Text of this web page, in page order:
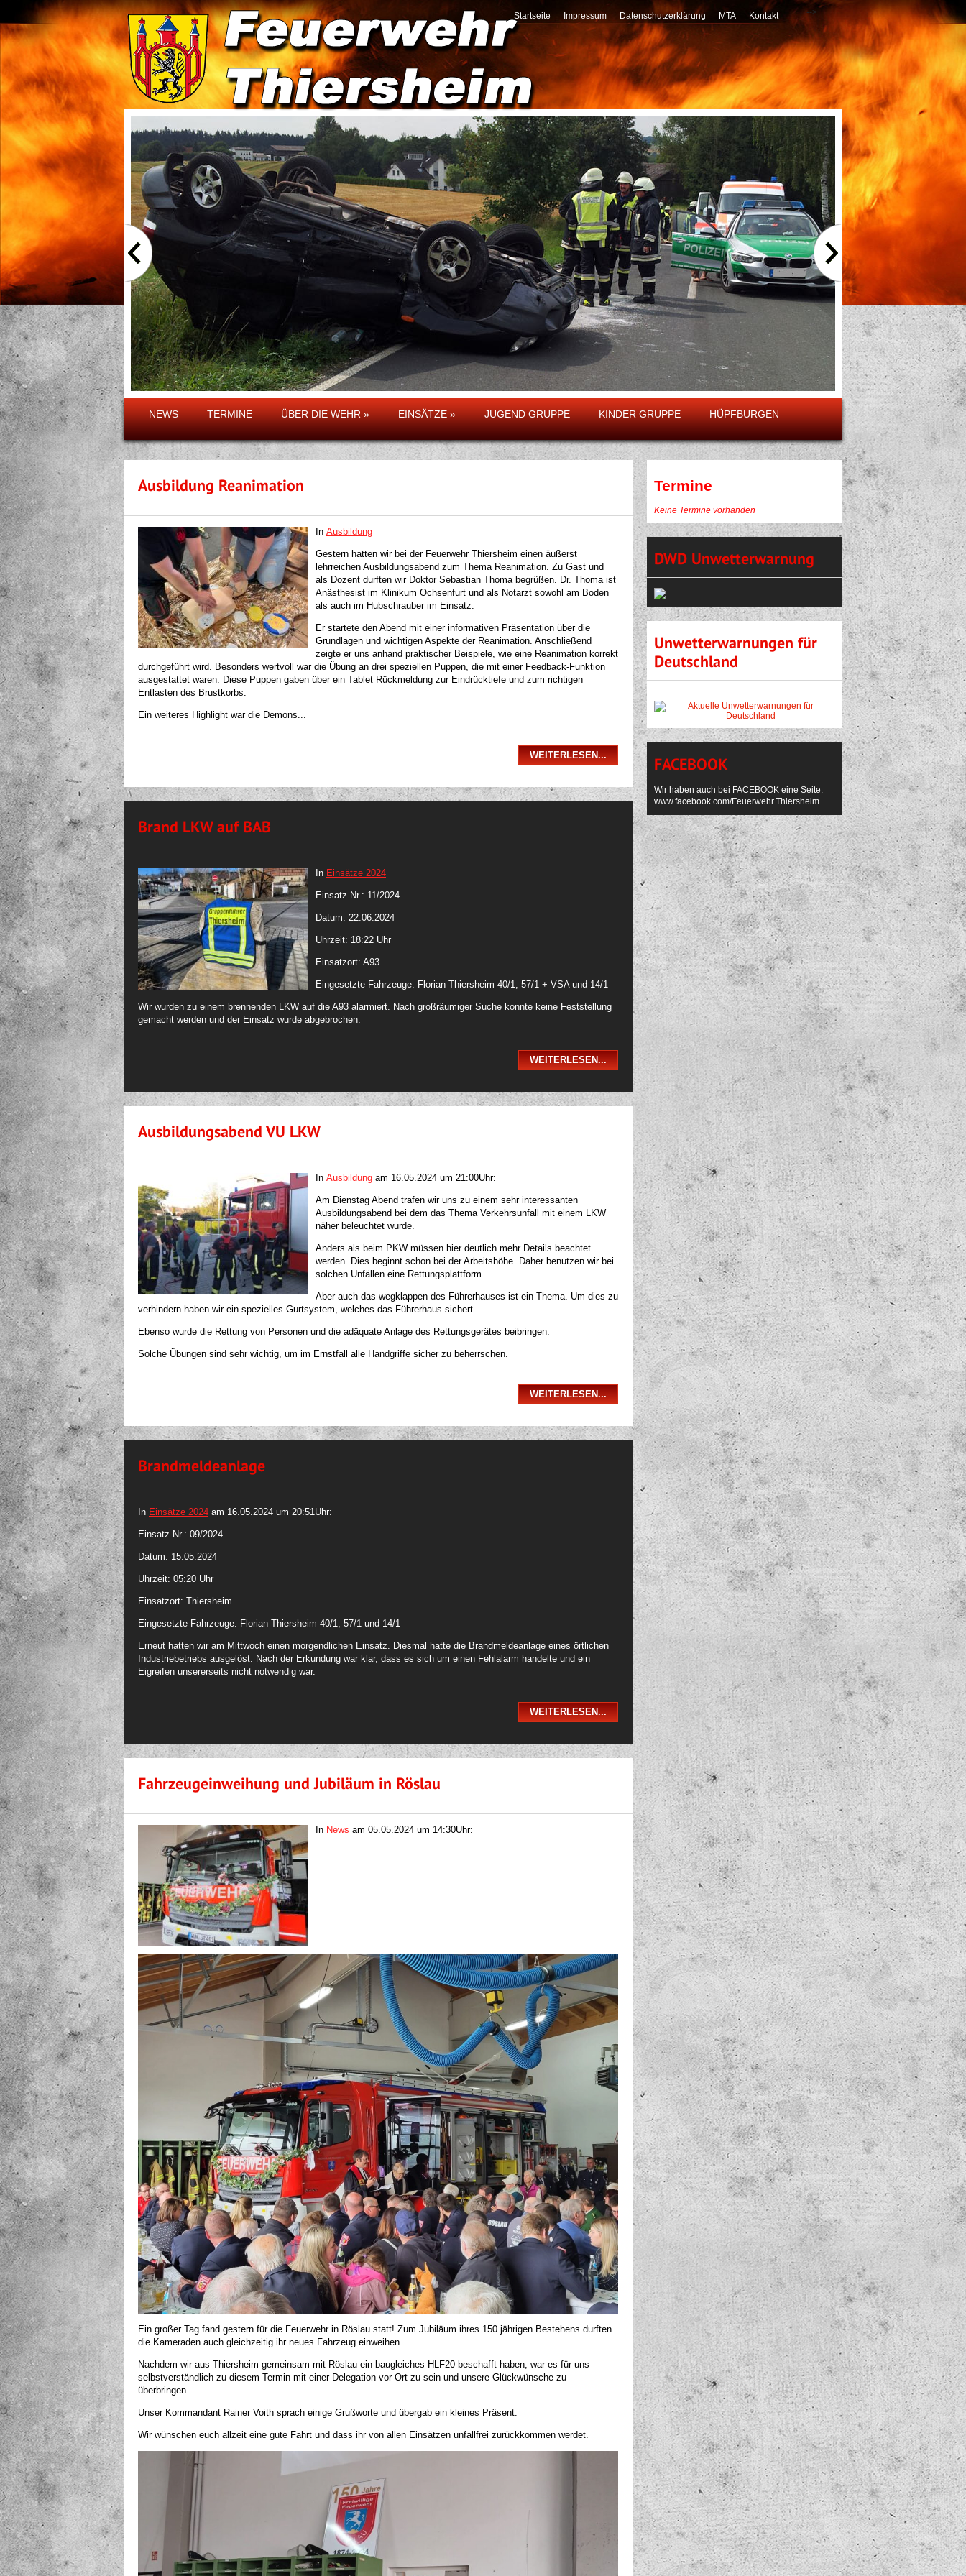
-->
Startseite Impressum Datenschutzerklärung MTA Kontakt
1 2 3 4 5 6 7 8 9 14
NEWS TERMINE ÜBER DIE WEHR» EINSÄTZE» JUGEND GRUPPE KINDER GRUPPE HÜPFBURGEN
Termine
Keine Termine vorhanden
DWD Unwetterwarnung
Unwetterwarnungen für
Deutschland
FACEBOOK
Wir haben auch bei FACEBOOK eine Seite:
www.facebook.com/Feuerwehr.Thiersheim
Ausbildung Reanimation
In Ausbildung
Gestern hatten wir bei der Feuerwehr Thiersheim einen äußerst
lehrreichen Ausbildungsabend zum Thema Reanimation. Zu Gast und
als Dozent durften wir Doktor Sebastian Thoma begrüßen. Dr. Thoma ist
Anästhesist im Klinikum Ochsenfurt und als Notarzt sowohl am Boden
als auch im Hubschrauber im Einsatz.
Er startete den Abend mit einer informativen Präsentation über die
Grundlagen und wichtigen Aspekte der Reanimation. Anschließend
zeigte er uns anhand praktischer Beispiele, wie eine Reanimation korrekt
durchgeführt wird. Besonders wertvoll war die Übung an drei speziellen Puppen, die mit einer Feedback-Funktion
ausgestattet waren. Diese Puppen gaben über ein Tablet Rückmeldung zur Eindrücktiefe und zum richtigen
Entlasten des Brustkorbs.
Ein weiteres Highlight war die Demons...
WEITERLESEN...
Brand LKW auf BAB
In Einsätze 2024
Einsatz Nr.: 11/2024
Datum: 22.06.2024
Uhrzeit: 18:22 Uhr
Einsatzort: A93
Eingesetzte Fahrzeuge: Florian Thiersheim 40/1, 57/1 + VSA und 14/1
Wir wurden zu einem brennenden LKW auf die A93 alarmiert. Nach großräumiger Suche konnte keine Feststellung
gemacht werden und der Einsatz wurde abgebrochen.
WEITERLESEN...
Ausbildungsabend VU LKW
In Ausbildung am 16.05.2024 um 21:00Uhr:
Am Dienstag Abend trafen wir uns zu einem sehr interessanten
Ausbildungsabend bei dem das Thema Verkehrsunfall mit einem LKW
näher beleuchtet wurde.
Anders als beim PKW müssen hier deutlich mehr Details beachtet
werden. Dies beginnt schon bei der Arbeitshöhe. Daher benutzen wir bei
solchen Unfällen eine Rettungsplattform.
Aber auch das wegklappen des Führerhauses ist ein Thema. Um dies zu
verhindern haben wir ein spezielles Gurtsystem, welches das Führerhaus sichert.
Ebenso wurde die Rettung von Personen und die adäquate Anlage des Rettungsgerätes beibringen.
Solche Übungen sind sehr wichtig, um im Ernstfall alle Handgriffe sicher zu beherrschen.
WEITERLESEN...
Brandmeldeanlage
In Einsätze 2024 am 16.05.2024 um 20:51Uhr:
Einsatz Nr.: 09/2024
Datum: 15.05.2024
Uhrzeit: 05:20 Uhr
Einsatzort: Thiersheim
Eingesetzte Fahrzeuge: Florian Thiersheim 40/1, 57/1 und 14/1
Erneut hatten wir am Mittwoch einen morgendlichen Einsatz. Diesmal hatte die Brandmeldeanlage eines örtlichen
Industriebetriebs ausgelöst. Nach der Erkundung war klar, dass es sich um einen Fehlalarm handelte und ein
Eigreifen unsererseits nicht notwendig war.
WEITERLESEN...
Fahrzeugeinweihung und Jubiläum in Röslau
In News am 05.05.2024 um 14:30Uhr:
Ein großer Tag fand gestern für die Feuerwehr in Röslau statt! Zum Jubiläum ihres 150 jährigen Bestehens durften
die Kameraden auch gleichzeitig ihr neues Fahrzeug einweihen.
Nachdem wir aus Thiersheim gemeinsam mit Röslau ein baugleiches HLF20 beschafft haben, war es für uns
selbstverständlich zu diesem Termin mit einer Delegation vor Ort zu sein und unsere Glückwünsche zu
überbringen.
Unser Kommandant Rainer Voith sprach einige Grußworte und übergab ein kleines Präsent.
Wir wünschen euch allzeit eine gute Fahrt und dass ihr von allen Einsätzen unfallfrei zurückkommen werdet.